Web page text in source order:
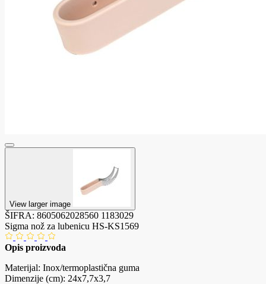
View larger image
ŠIFRA: 8605062028560 1183029
Sigma nož za lubenicu HS-KS1569
Opis proizvoda
Materijal: Inox/termoplastična guma
Dimenzije (cm): 24x7,7x3,7